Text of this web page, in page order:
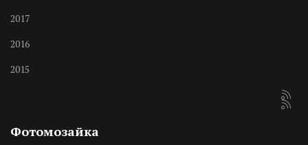
2017
2016
2015
Фотомозайка